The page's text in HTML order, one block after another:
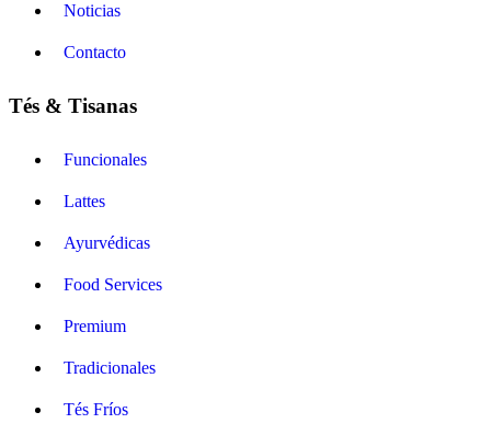
Noticias
Contacto
Tés & Tisanas
Funcionales
Lattes
Ayurvédicas
Food Services
Premium
Tradicionales
Tés Fríos